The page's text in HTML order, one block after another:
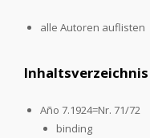
alle Autoren auflisten
Inhaltsverzeichnis
Año 7.1924=Nr. 71/72
binding